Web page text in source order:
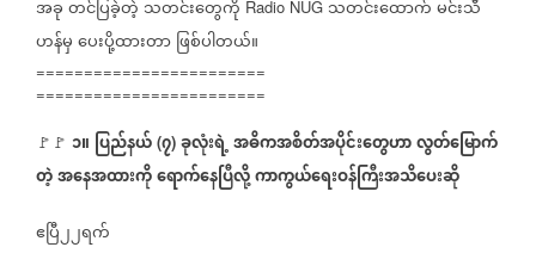
အခုတင်ပြခဲ့တဲ့ သတင်းတွေကို Radio NUG သတင်းထောက်မင်းသီ
ဟန်မှပေးပို့ထားတာဖြစ်ပါတယ်။
========================
========================
🚩🚩 ၁။ ပြည်နယ် (၇) ခုလုံးရဲ့အဓိကအစိတ်အပိုင်းတွေဟာလွတ်မြောက်
တဲ့အနေအထားကိုရောက်နေပြီလို့ကာကွယ်ရေးဝန်ကြီးအသိပေးဆို
ဧပြီ၂၂ရက်